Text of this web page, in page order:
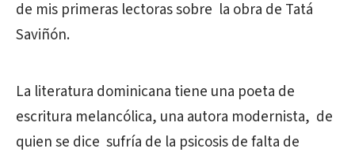
de mis primeras lectoras sobre la obra de Tatá
Saviñón.
La literatura dominicana tiene una poeta de
escritura melancólica, una autora modernista, de
quien se dice sufría de la psicosis de falta de